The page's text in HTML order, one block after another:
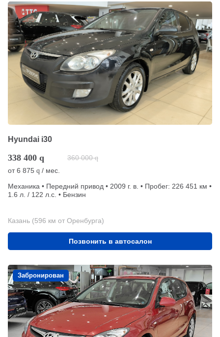
Hyundai i30
338 400 q 360 000 q
от6 875 q / мес.
Механика • Передний привод • 2009 г. в. • Пробег: 226 451 км •
1.6 л. / 122 л.с. • Бензин
Казань (596 км от Оренбурга)
Позвонить в автосалон
Забронирован